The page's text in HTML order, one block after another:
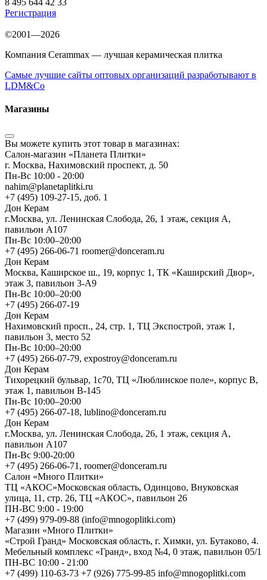
8 495 644 42 33
Регистрация
©2001—2026
Компания Cerammax — лучшая керамическая плитка
Самые лучшие сайты оптовых организаций разработывают в
LDM&Co
Магазины
Вы можете купить этот товар в магазинах:
Салон-магазин «Планета Плитки»
г. Москва, Нахимовский проспект, д. 50
Пн-Вс 10:00 - 20:00
nahim@planetaplitki.ru
+7 (495) 109-27-15, доб. 1
Дон Керам
г.Москва, ул. Ленинская Слобода, 26, 1 этаж, секция А,
павильон А107
Пн-Вс 10:00–20:00
+7 (495) 266-06-71 roomer@donceram.ru
Дон Керам
Москва, Каширское ш., 19, корпус 1, ТК «Каширский Двор»,
этаж 3, павильон 3-А9
Пн-Вс 10:00–20:00
+7 (495) 266-07-19
Дон Керам
Нахимовский просп., 24, стр. 1, ТЦ Экспострой, этаж 1,
павильон 3, место 52
Пн-Вс 10:00–20:00
+7 (495) 266-07-79, expostroy@donceram.ru
Дон Керам
Тихорецкий бульвар, 1с70, ТЦ «Люблинское поле», корпус В,
этаж 1, павильон В-145
Пн-Вс 10:00–20:00
+7 (495) 266-07-18, lublino@donceram.ru
Дон Керам
г.Москва, ул. Ленинская Слобода, 26, 1 этаж, секция А,
павильон А107
Пн-Вс 9:00-20:00
+7 (495) 266-06-71, roomer@donceram.ru
Салон «Много Плитки»
ТЦ «АКОС»Московская область, Одинцово, Внуковская
улица, 11, стр. 26, ТЦ «АКОС», павильон 26
ПН-ВС 9:00 - 19:00
+7 (499) 979-09-88 (info@mnogoplitki.com)
Магазин «Много Плитки»
«Строй Гранд» Московская область, г. Химки, ул. Бутаково, 4.
Мебельный комплекс «Гранд», вход №4, 0 этаж, павильон 05/1
ПН-ВС 10:00 - 21:00
+7 (499) 110-63-73 +7 (926) 775-99-85 info@mnogoplitki.com